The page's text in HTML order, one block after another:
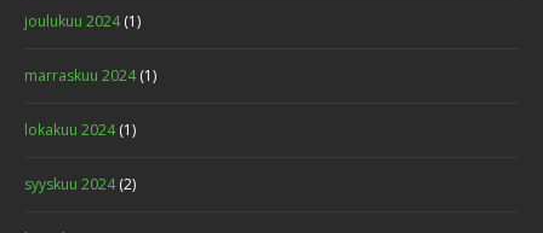
joulukuu 2024(1)
marraskuu 2024(1)
lokakuu 2024(1)
syyskuu 2024(2)